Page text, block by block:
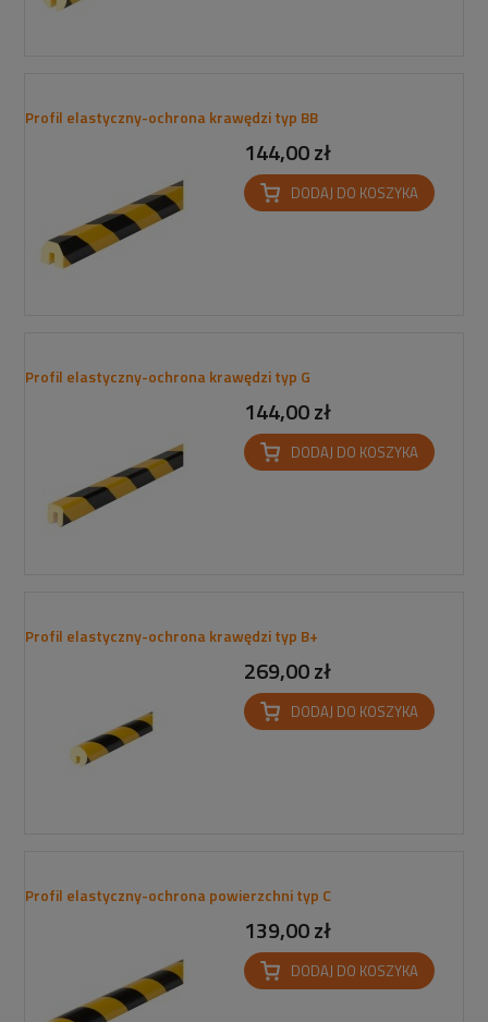
Profil elastyczny-ochrona krawędzi typ BB
144,00 zł
DODAJ DO KOSZYKA
Profil elastyczny-ochrona krawędzi typ G
144,00 zł
DODAJ DO KOSZYKA
Profil elastyczny-ochrona krawędzi typ B+
269,00 zł
DODAJ DO KOSZYKA
Profil elastyczny-ochrona powierzchni typ C
139,00 zł
DODAJ DO KOSZYKA